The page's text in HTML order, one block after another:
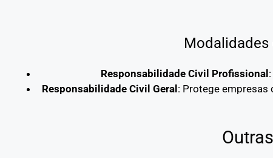
Modalidades
Responsabilidade Civil Profissional
Responsabilidade Civil Geral: Protege